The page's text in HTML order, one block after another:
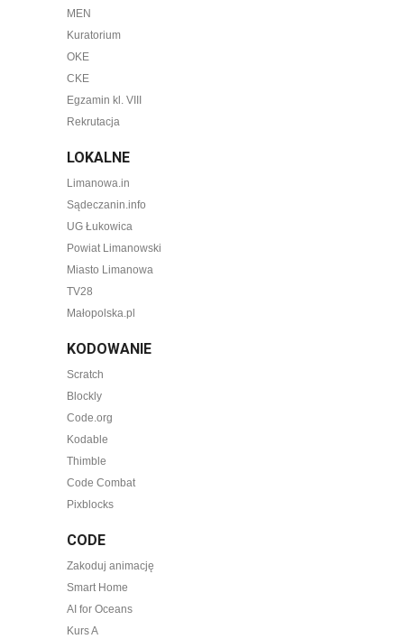
MEN
Kuratorium
OKE
CKE
Egzamin kl. VIII
Rekrutacja
LOKALNE
Limanowa.in
Sądeczanin.info
UG Łukowica
Powiat Limanowski
Miasto Limanowa
TV28
Małopolska.pl
KODOWANIE
Scratch
Blockly
Code.org
Kodable
Thimble
Code Combat
Pixblocks
CODE
Zakoduj animację
Smart Home
AI for Oceans
Kurs A